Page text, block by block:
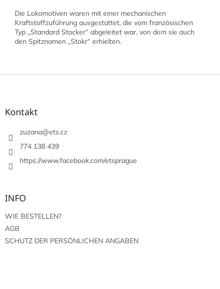
Die Lokomotiven waren mit einer mechanischen
Kraftstoffzuführung ausgestattet, die vom französischen
Typ „Standard Stocker“ abgeleitet war, von dem sie auch
den Spitznamen „Stokr“ erhielten.
F
Kontakt
zuzana@ets.cz
774 138 439
https://www.facebook.com/etsprague
INFO
WIE BESTELLEN?
AGB
SCHUTZ DER PERSÖNLICHEN ANGABEN